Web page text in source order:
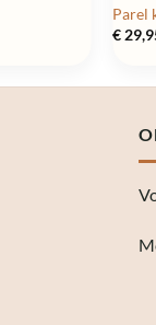
Parel
€